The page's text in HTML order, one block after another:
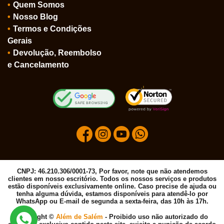
Quem Somos
Nosso Blog
Termos e Condições
Gerais
Devolução, Reembolso
e Cancelamento
CNPJ: 46.210.306/0001-73, Por favor, note que não atendemos
clientes em nosso escritório. Todos os nossos serviços e produtos
estão disponíveis exclusivamente online. Caso precise de ajuda ou
tenha alguma dúvida, estamos disponíveis para atendê-lo por
WhatsApp ou E-mail de segunda a sexta-feira, das 10h às 17h.
Copyright © Além de Salém - Proibido uso não autorizado do